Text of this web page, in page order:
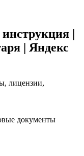
|
| Яндекс
лицензии,
документы